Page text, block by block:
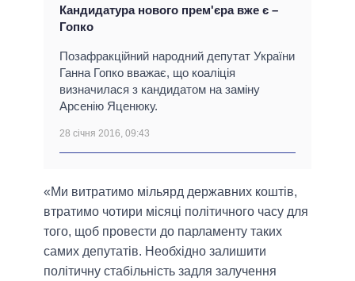
Кандидатура нового прем'єра вже є –
Гопко
Позафракційний народний депутат України
Ганна Гопко вважає, що коаліція
визначилася з кандидатом на заміну
Арсенію Яценюку.
28 січня 2016, 09:43
«Ми витратимо мільярд державних коштів,
втратимо чотири місяці політичного часу для
того, щоб провести до парламенту таких
самих депутатів. Необхідно залишити
політичну стабільність задля залучення